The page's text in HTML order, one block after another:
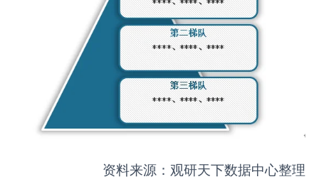
资料来源：观研天下数据中心整理